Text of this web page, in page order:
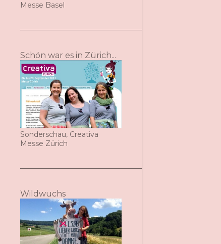
Messe Basel
Schön war es in Zürich...
Sonderschau, Creativa
Messe Zürich
Wildwuchs